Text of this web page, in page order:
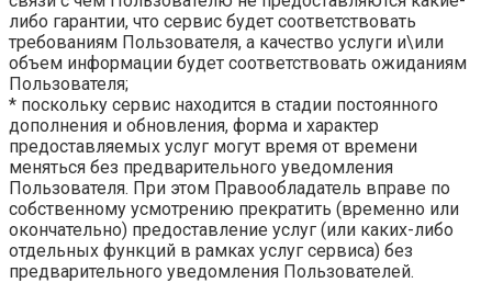
либо гарантии, что сервис будет соответствовать
требованиям Пользователя, а качество услуги и\или
объем информации будет соответствовать ожиданиям
Пользователя;
* поскольку сервис находится в стадии постоянного
дополнения и обновления, форма и характер
предоставляемых услуг могут время от времени
меняться без предварительного уведомления
Пользователя. При этом Правообладатель вправе по
собственному усмотрению прекратить (временно или
окончательно) предоставление услуг (или каких-либо
отдельных функций в рамках услуг сервиса) без
предварительного уведомления Пользователей.